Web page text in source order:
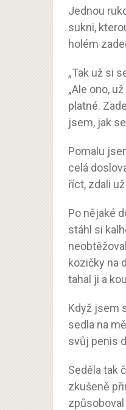
Jednou
sukni,
holém
„Tak už si
„Ale ono,
platné.
jsem, jak
Pomalu
celá
říct, zdali
Po nějaké
stáhl si
kozičky na
tahal ji a
Když jsem
sedla na
svůj penis
Seděla tak
zkušeně